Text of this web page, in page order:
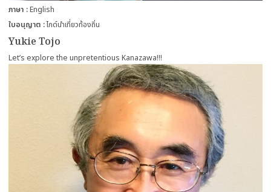
Yukie Tojo
ภาษา English
ใบอนุญาต ไกด์นำเที่ยวท้องถิ่น
Let’s explore the unpretentious Kanazawa!!!
more